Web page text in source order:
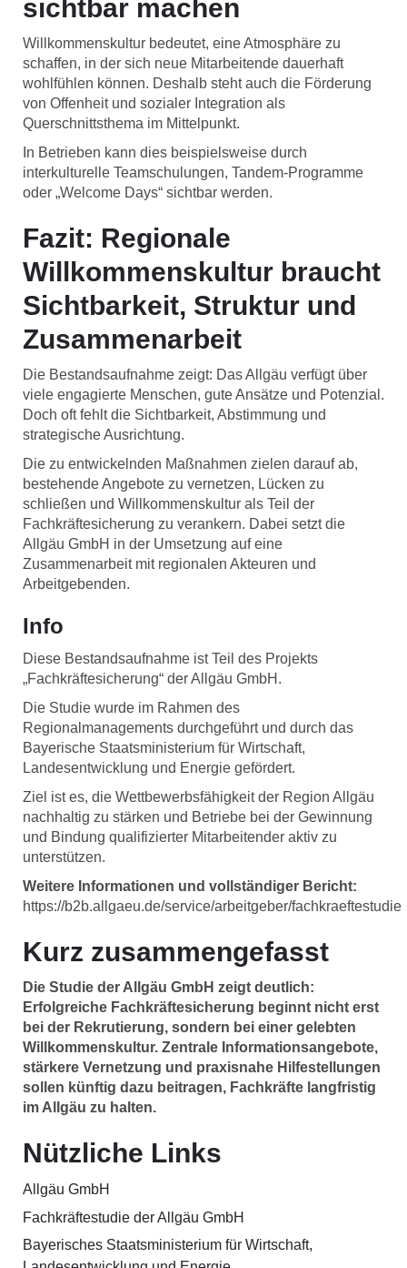
sichtbar machen
Willkommenskultur bedeutet, eine Atmosphäre zu
schaffen, in der sich neue Mitarbeitende dauerhaft
wohlfühlen können. Deshalb steht auch die Förderung
von Offenheit und sozialer Integration als
Querschnittsthema im Mittelpunkt.
In Betrieben kann dies beispielsweise durch
interkulturelle Teamschulungen, Tandem-Programme
oder „Welcome Days“ sichtbar werden.
Fazit: Regionale
Willkommenskultur braucht
Sichtbarkeit, Struktur und
Zusammenarbeit
Die Bestandsaufnahme zeigt: Das Allgäu verfügt über
viele engagierte Menschen, gute Ansätze und Potenzial.
Doch oft fehlt die Sichtbarkeit, Abstimmung und
strategische Ausrichtung.
Die zu entwickelnden Maßnahmen zielen darauf ab,
bestehende Angebote zu vernetzen, Lücken zu
schließen und Willkommenskultur als Teil der
Fachkräftesicherung zu verankern. Dabei setzt die
Allgäu GmbH in der Umsetzung auf eine
Zusammenarbeit mit regionalen Akteuren und
Arbeitgebenden.
Info
Diese Bestandsaufnahme ist Teil des Projekts
„Fachkräftesicherung“ der Allgäu GmbH.
Die Studie wurde im Rahmen des
Regionalmanagements durchgeführt und durch das
Bayerische Staatsministerium für Wirtschaft,
Landesentwicklung und Energie gefördert.
Ziel ist es, die Wettbewerbsfähigkeit der Region Allgäu
nachhaltig zu stärken und Betriebe bei der Gewinnung
und Bindung qualifizierter Mitarbeitender aktiv zu
unterstützen.
Weitere Informationen und vollständiger Bericht:
https://b2b.allgaeu.de/service/arbeitgeber/fachkraeftestudie
Kurz zusammengefasst
Die Studie der Allgäu GmbH zeigt deutlich:
Erfolgreiche Fachkräftesicherung beginnt nicht erst
bei der Rekrutierung, sondern bei einer gelebten
Willkommenskultur. Zentrale Informationsangebote,
stärkere Vernetzung und praxisnahe Hilfestellungen
sollen künftig dazu beitragen, Fachkräfte langfristig
im Allgäu zu halten.
Nützliche Links
Allgäu GmbH
Fachkräftestudie der Allgäu GmbH
Bayerisches Staatsministerium für Wirtschaft,